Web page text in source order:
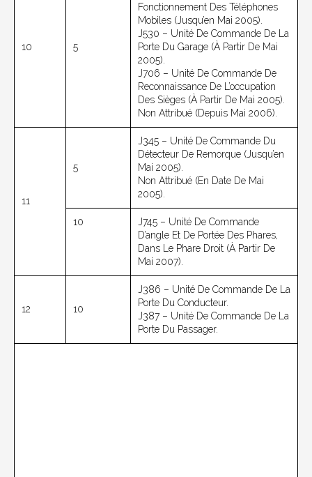
10 5
Fonctionnement Des Téléphones
Mobiles (jusqu’en Mai 2005).
J530 – Unité De Commande De La
Porte Du Garage (à Partir De Mai
2005).
J706 – Unité De Commande De
Reconnaissance De L’occupation
Des Sièges (à Partir De Mai 2005).
Non Attribué (depuis Mai 2006).
11
5
J345 – Unité De Commande Du
Détecteur De Remorque (jusqu’en
Mai 2005).
Non Attribué (en Date De Mai
2005).
10
J745 – Unité De Commande
D’angle Et De Portée Des Phares,
Dans Le Phare Droit (à Partir De
Mai 2007).
12 10
J386 – Unité De Commande De La
Porte Du Conducteur.
J387 – Unité De Commande De La
Porte Du Passager.